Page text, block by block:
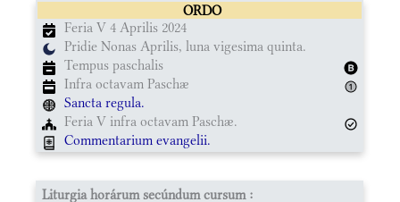
ORDO
Feria V 4 Aprilis 2024
Pridie Nonas Aprilis, luna vigesima quinta.
Tempus paschalis
Infra octavam Paschæ
Sancta regula.
Feria V infra octavam Paschæ.
Commentarium evangelii.
Liturgia horárum secúndum cursum :